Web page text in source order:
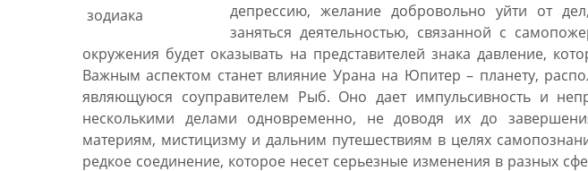
депрессию, желание добровольно уйти от
заняться деятельностью, связанной с
окружения будет оказывать на представителей знака давление,
Важным аспектом станет влияние Урана на Юпитер – планету,
являющуюся соуправителем Рыб. Оно дает импульсивность и
несколькими делами одновременно, не доводя их до
материям, мистицизму и дальним путешествиям в целях
редкое соединение, которое несет серьезные изменения в разных